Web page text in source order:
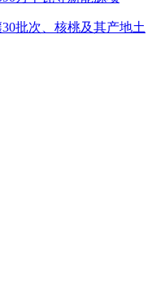
批次、核桃及其产地土